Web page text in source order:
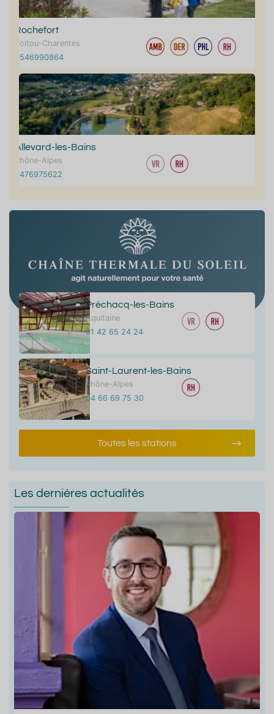
Rochefort
Poitou-Charentes
0546990864
Allevard-les-Bains
Rhône-Alpes
0476975622
Préchacq-les-Bains
Aquitaine
01 42 65 24 24
Saint-Laurent-les-Bains
Rhône-Alpes
04 66 69 75 30
Toutes les stations
Les dernières actualités